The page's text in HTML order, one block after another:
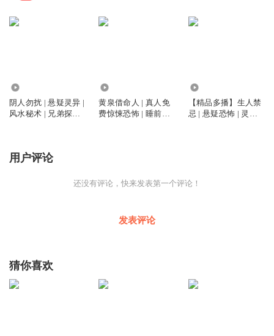
阴人勿扰 | 悬疑灵异 |
风水秘术 | 兄弟探险
黄泉借命人 | 真人免
费惊悚恐怖 | 睡前切
【精品多播】生人禁
忌 | 悬疑恐怖 | 灵异
用户评论
还没有评论，快来发表第一个评论！
发表评论
猜你喜欢